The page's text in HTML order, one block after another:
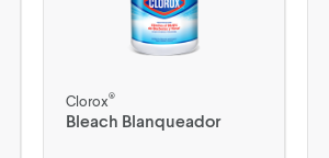
Clorox®
Bleach Blanqueador